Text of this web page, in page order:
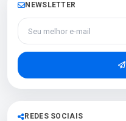
NEWSLETTER
Seu melhor e-mail
REDES SOCIAIS